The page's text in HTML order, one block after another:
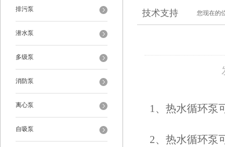
排污泵
潜水泵
多级泵
消防泵
离心泵
自吸泵
技术支持 您现在的
1、热水循环泵
2、热水循环泵